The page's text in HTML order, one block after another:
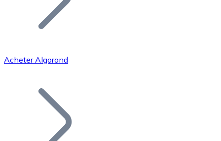
Bitcoin
Acheter Algorand